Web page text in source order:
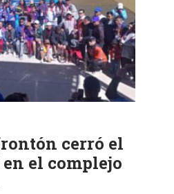
cerró el
el complejo